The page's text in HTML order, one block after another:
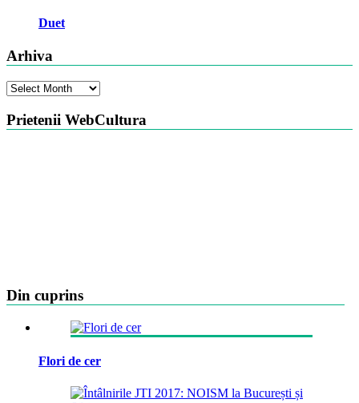
Duet
Arhiva
Arhiva
Prietenii WebCultura
Din cuprins
Flori de cer